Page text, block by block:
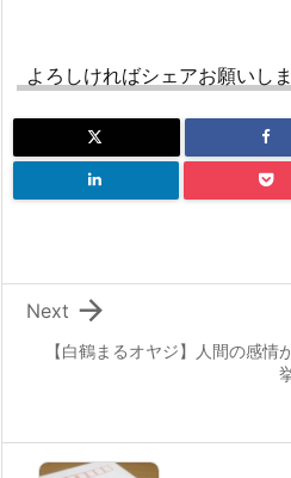
よろしければシェアお願いし
【白鶴まるオヤジ】人間の感情

Next